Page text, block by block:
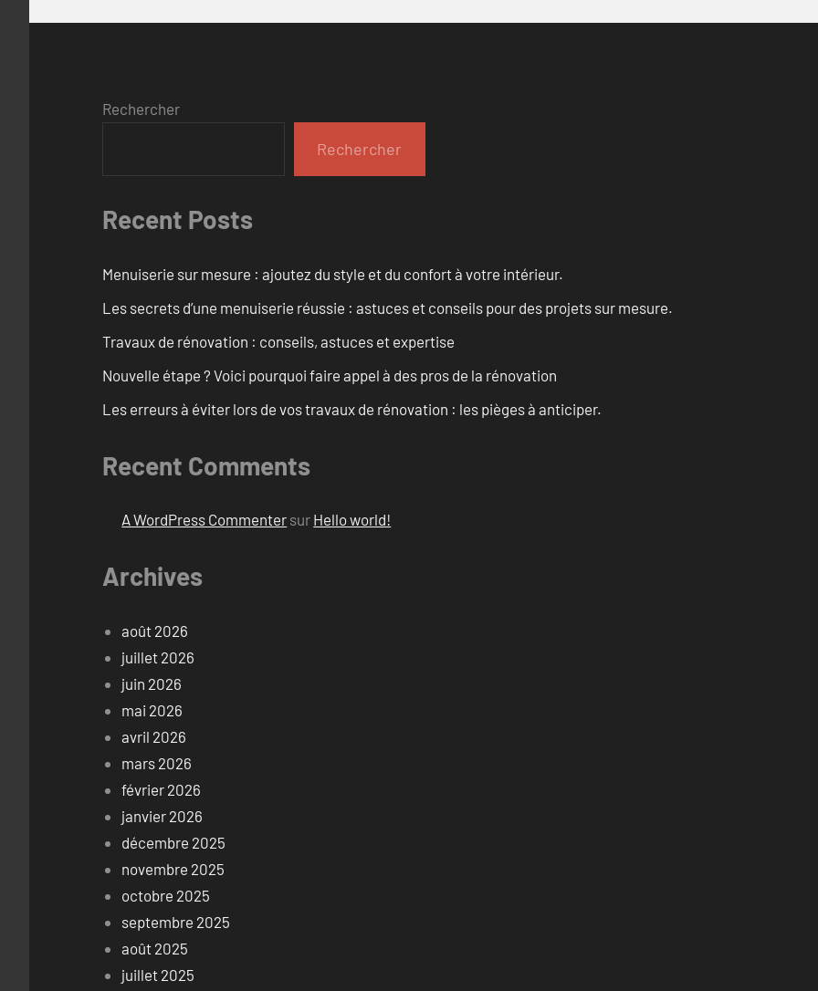
Rechercher
Rechercher
Recent Posts
Menuiserie sur mesure : ajoutez du style et du confort à votre intérieur.
Les secrets d’une menuiserie réussie : astuces et conseils pour des projets sur mesure.
Travaux de rénovation : conseils, astuces et expertise
Nouvelle étape ? Voici pourquoi faire appel à des pros de la rénovation
Les erreurs à éviter lors de vos travaux de rénovation : les pièges à anticiper.
Recent Comments
A WordPress Commenter sur Hello world!
Archives
août 2026
juillet 2026
juin 2026
mai 2026
avril 2026
mars 2026
février 2026
janvier 2026
décembre 2025
novembre 2025
octobre 2025
septembre 2025
août 2025
juillet 2025